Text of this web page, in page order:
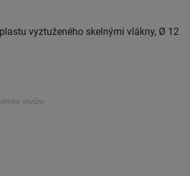
vyztuženého skelnými vlákny, Ø 12
vlivům